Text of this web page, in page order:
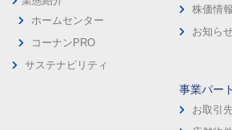
ホームセンター
コーナンPRO
サステナビリティ
株価情報
お知ら
事業パー
お取引